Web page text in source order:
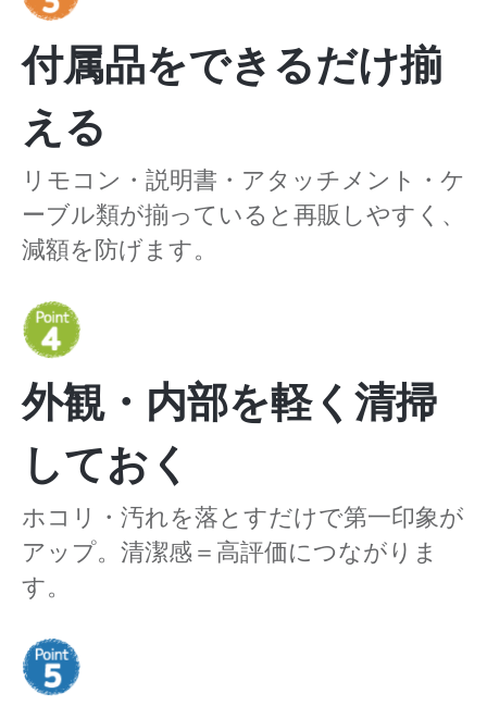
付属品をできるだけ揃
える
リモコン・説明書・アタッチメント・ケ
ーブル類が揃っていると再販しやすく、
減額を防げます。
外観・内部を軽く清掃
しておく
ホコリ・汚れを落とすだけで第一印象が
アップ。清潔感＝高評価につながりま
す。